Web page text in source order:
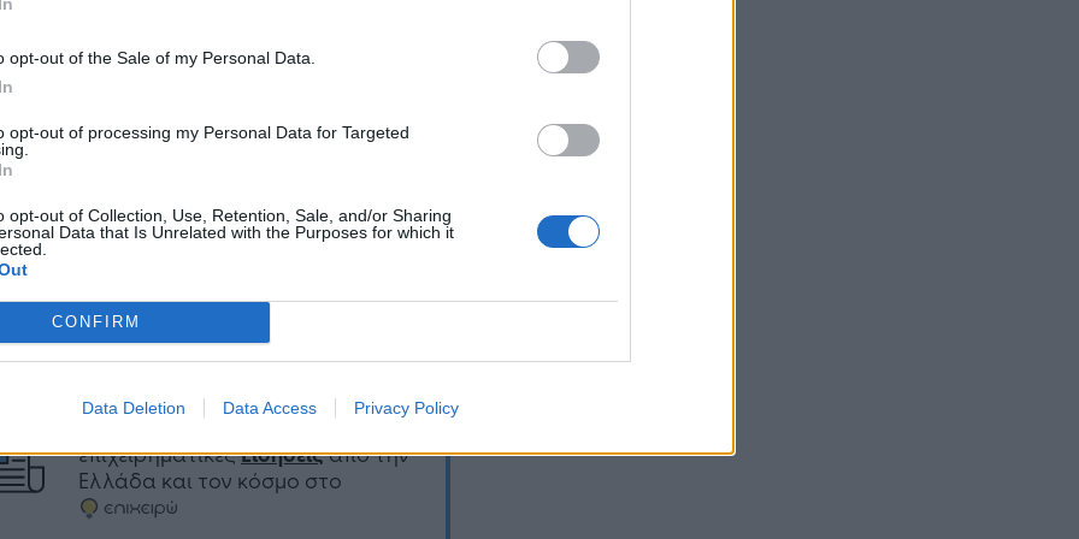
opt-out of the Sale of my Personal Data.
opt-out of processing my Personal Data for Targeted
opt-out of Collection, Use, Retention, Sale, and/or Sharing
Data that Is Unrelated with the Purposes for which it
CONFIRM
Data Deletion Data Access Privacy Policy
τις απειλές τους και θα τιμωρήσουν τις
πλατφόρμες κοινωνικών μέσων,
τις άχρηστες.
όλα τα επιχειρηματικά νέα
Δείτε όλες τις τελευταίες
επιχειρηματικέςΕιδήσειςαπό την
Ελλάδα και τον κόσμο στο